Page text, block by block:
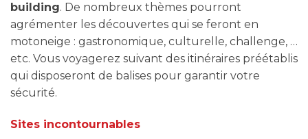
building. De nombreux thèmes pourront
agrémenter les découvertes qui se feront en
motoneige : gastronomique, culturelle, challenge, …
etc. Vous voyagerez suivant des itinéraires préétablis
qui disposeront de balises pour garantir votre
sécurité.
Sites incontournables